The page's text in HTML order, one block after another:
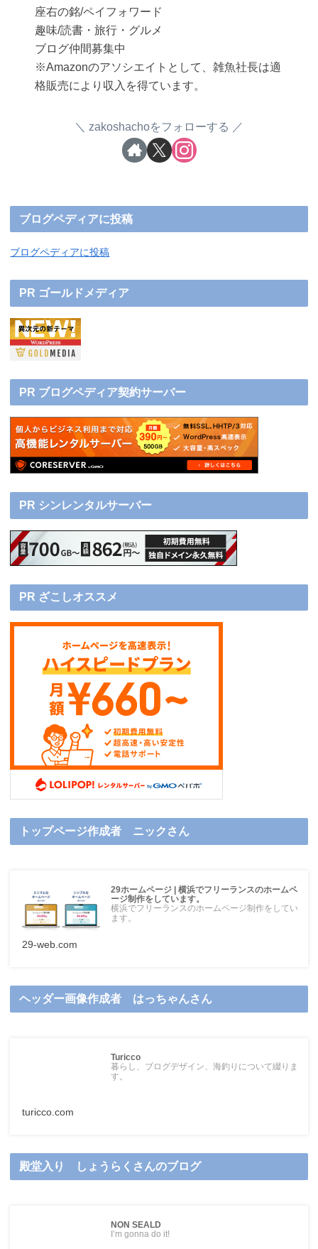
座右の銘/ペイフォワード
趣味/読書・旅行・グルメ
ブログ仲間募集中
※Amazonのアソシエイトとして、雑魚社長は適
格販売により収入を得ています。
zakoshachoをフォローする
ブログペディアに投稿
ブログペディアに投稿
PR ゴールドメディア
PR ブログペディア契約サーバー
PR シンレンタルサーバー
PR ざこしオススメ
トップページ作成者 ニックさん
29ホームページ | 横浜でフリーランスのホームペ
ージ制作をしています。
横浜でフリーランスのホームページ制作をしてい
ます。
29-web.com
ヘッダー画像作成者 はっちゃんさん
Turicco
暮らし、ブログデザイン、海釣りについて綴りま
す。
turicco.com
殿堂入り しょうらくさんのブログ
NON SEALD
I’m gonna do it!